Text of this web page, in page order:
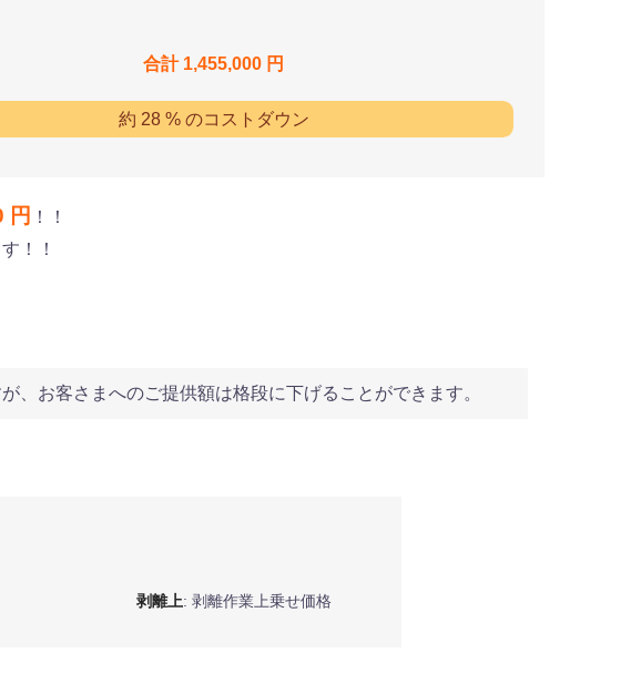
合計 1,455,000 円
約 28 % のコストダウン
円 ！！
！！
、お客さまへのご提供額は格段に下げることができます。
剥離上: 剥離作業上乗せ価格